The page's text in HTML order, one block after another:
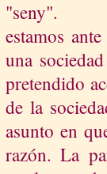
"seny".
estamos
una
pretendido
de la
asunto en
razón. La